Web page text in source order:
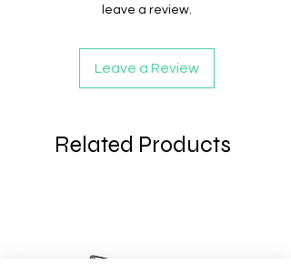
leave a review.
Leave a Review
Related Products